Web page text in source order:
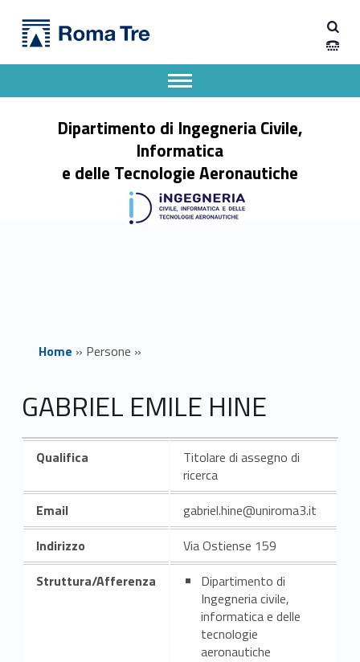
GABRIEL EMILE HINE insegnamenti - Dipartimento di Ingegneria Civile, Informatica e delle Tecnologie Aeronautiche
Dipartimento di Ingegneria Civile,
Informatica
e delle Tecnologie Aeronautiche
Apri il menu secondario
Header info sidebar
Home » Persone »
GABRIEL EMILE HINE
Qualifica
Titolare di assegno di
ricerca
Email
gabriel.hine@uniroma3.it
Indirizzo
Via Ostiense 159
Struttura/Afferenza
Dipartimento di
Ingegneria civile,
informatica e delle
tecnologie
aeronautiche